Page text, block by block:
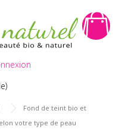
Fond de teint bio et
votre type de peau